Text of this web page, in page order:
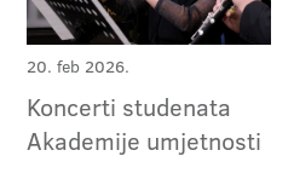
20. feb 2026.
Koncerti studenata
Akademije umjetnosti